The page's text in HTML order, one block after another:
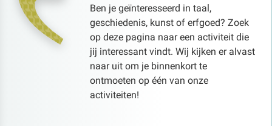
Ben je geïnteresseerd in taal,
geschiedenis, kunst of erfgoed? Zoek
op deze pagina naar een activiteit die
jij interessant vindt. Wij kijken er alvast
naar uit om je binnenkort te
ontmoeten op één van onze
activiteiten!
Zoeken